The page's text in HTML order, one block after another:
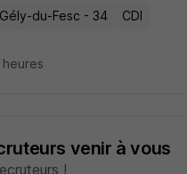
du-Fesc - 34 CDI
venir à vous
!